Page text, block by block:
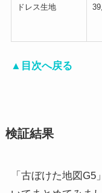
ドレス生地
▲目次へ戻る
検証結果
「古ぼけた地図